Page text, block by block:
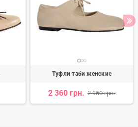
Туфли таби женские
2 360 грн. 2 950 грн.